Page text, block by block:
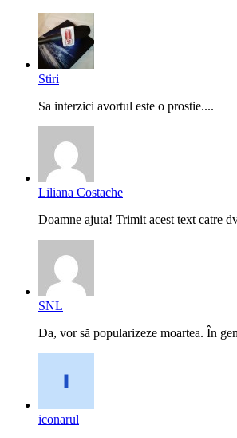
Stiri
Sa interzici avortul este o prostie....
Liliana Costache
Doamne ajuta! Trimit acest text catre
SNL
Da, vor să popularizeze moartea. În
iconarul